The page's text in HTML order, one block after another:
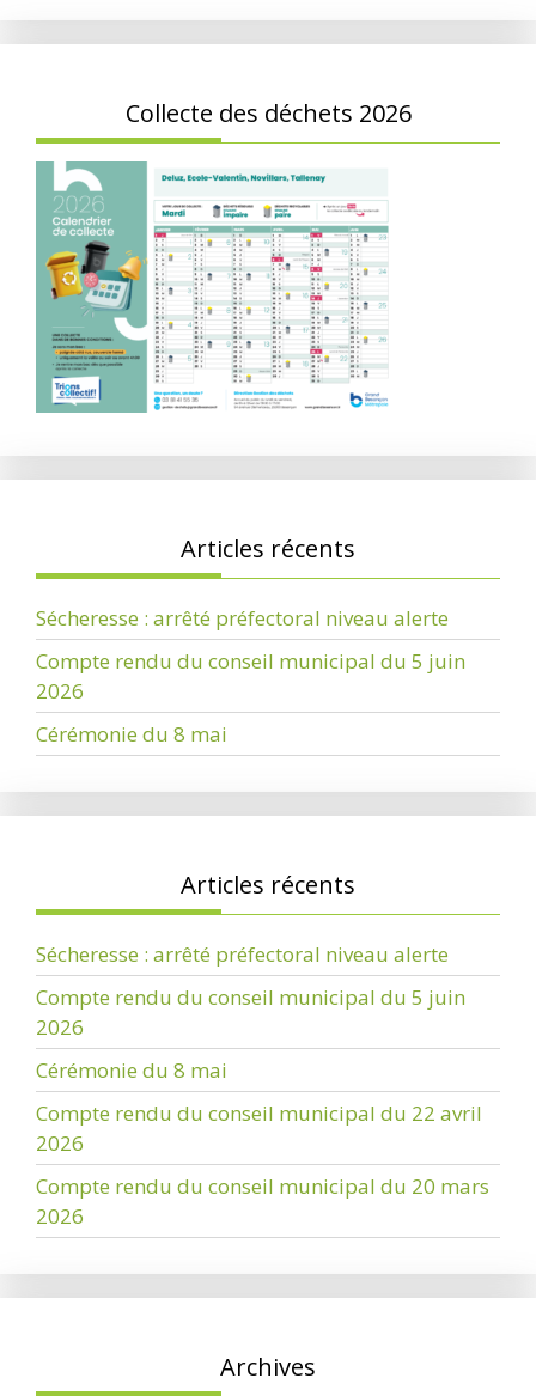
Collecte des déchets 2026
Articles récents
Sécheresse : arrêté préfectoral niveau alerte
Compte rendu du conseil municipal du 5 juin
2026
Cérémonie du 8 mai
Articles récents
Sécheresse : arrêté préfectoral niveau alerte
Compte rendu du conseil municipal du 5 juin
2026
Cérémonie du 8 mai
Compte rendu du conseil municipal du 22 avril
2026
Compte rendu du conseil municipal du 20 mars
2026
Archives